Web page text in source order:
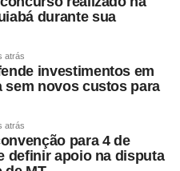
durante sua
atrás
investimentos em
sem novos custos para
atrás
para 4 de
definir apoio na disputa